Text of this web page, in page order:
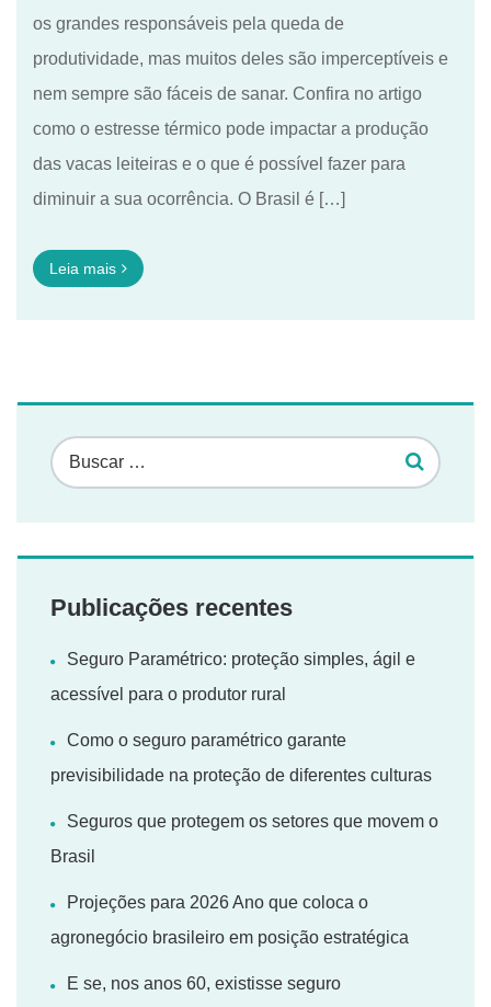
os grandes responsáveis pela queda de
produtividade, mas muitos deles são imperceptíveis e
nem sempre são fáceis de sanar. Confira no artigo
como o estresse térmico pode impactar a produção
das vacas leiteiras e o que é possível fazer para
diminuir a sua ocorrência. O Brasil é […]
Leia mais
Publicações recentes
Seguro Paramétrico: proteção simples, ágil e
acessível para o produtor rural
Como o seguro paramétrico garante
previsibilidade na proteção de diferentes culturas
Seguros que protegem os setores que movem o
Brasil
Projeções para 2026 Ano que coloca o
agronegócio brasileiro em posição estratégica
E se, nos anos 60, existisse seguro